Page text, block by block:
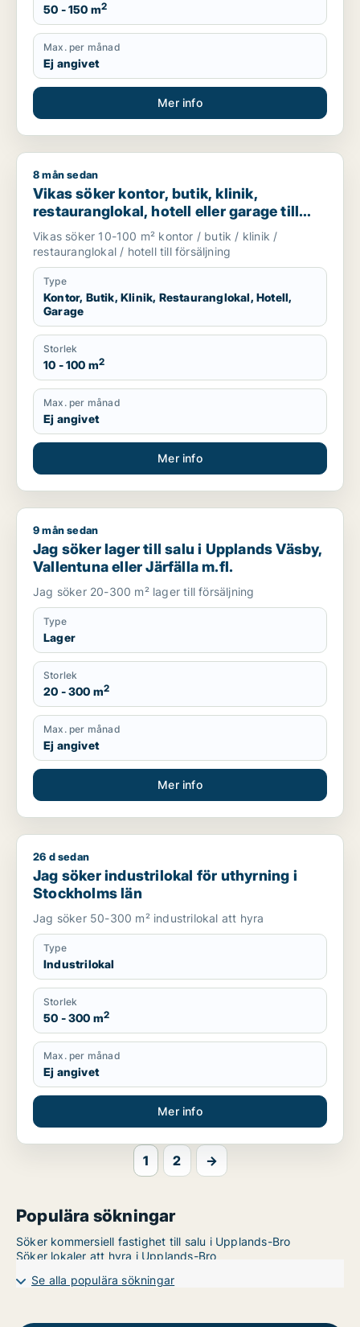
50 - 150 m2
Max. per månad
Ej angivet
Mer info
Vikas söker kontor, butik, klinik, restauranglokal, hotell
8 mån sedan
Vikas söker kontor, butik, klinik,
restauranglokal, hotell eller garage till
salu i Upplands Väsby, Vallentuna eller
Österåker m.fl.
Vikas söker 10-100 m² kontor / butik / klinik /
restauranglokal / hotell till försäljning
Type
Kontor, Butik, Klinik, Restauranglokal, Hotell,
Garage
Storlek
10 - 100 m2
Max. per månad
Ej angivet
Mer info
Jag söker lager till salu i Upplands Väsby, Vallentuna eller
9 mån sedan
Jag söker lager till salu i Upplands Väsby,
Vallentuna eller Järfälla m.fl.
Jag söker 20-300 m² lager till försäljning
Type
Lager
Storlek
20 - 300 m2
Max. per månad
Ej angivet
Mer info
Jag söker industrilokal för uthyrning i Stockholms län
26 d sedan
Jag söker industrilokal för uthyrning i
Stockholms län
Jag söker 50-300 m² industrilokal att hyra
Type
Industrilokal
Storlek
50 - 300 m2
Max. per månad
Ej angivet
Mer info
1 2 →
Populära sökningar
Söker kommersiell fastighet till salu i Upplands-Bro
Söker lokaler att hyra i Upplands-Bro
Se alla populära sökningar